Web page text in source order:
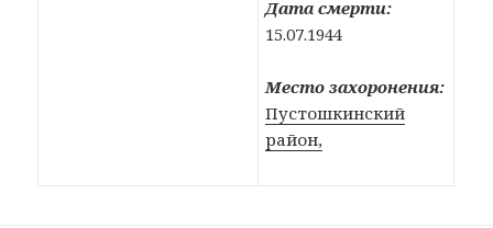
Дата смерти:
15.07.1944
Место захоронения:
Пустошкинский
район,